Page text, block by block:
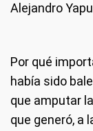
Alejandro
Por qué
había sido
que amputar
que generó, a